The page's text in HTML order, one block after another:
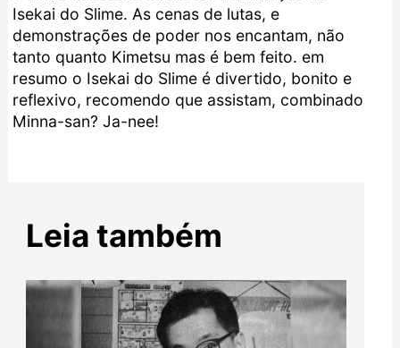
Isekai do Slime. As cenas de lutas, e
demonstrações de poder nos encantam, não
tanto quanto Kimetsu mas é bem feito. em
resumo o Isekai do Slime é divertido, bonito e
reflexivo, recomendo que assistam, combinado
Minna-san? Ja-nee!
Leia também